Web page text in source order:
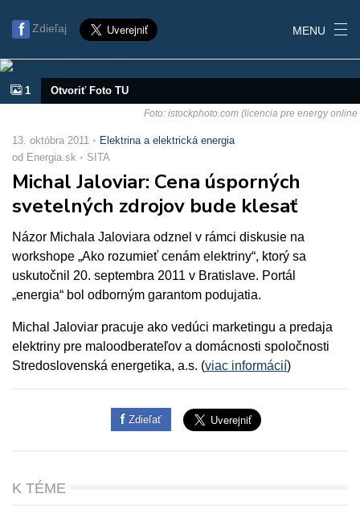
Zdieľaj MENU
1 Otvoriť Foto TU
Foto: istockphoto.com (licencia pre energy online
13. októbra 2011
Elektrina a elektrická energia
od Energia.sk
SITA
Michal Jaloviar: Cena úsporných
svetelných zdrojov bude klesať
Názor Michala Jaloviara odznel v rámci diskusie na
workshope „Ako rozumieť cenám elektriny“, ktorý sa
uskutočnil 20. septembra 2011 v Bratislave. Portál
„energia“ bol odborným garantom podujatia.
Michal Jaloviar pracuje ako vedúci marketingu a predaja
elektriny pre maloodberateľov a domácnosti spoločnosti
Stredoslovenská energetika, a.s. (viac informácií)
Zdieľať
K TÉME